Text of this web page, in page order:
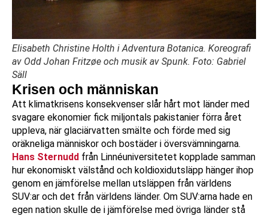
Elisabeth Christine Holth i Adventura Botanica. Koreografi
av Odd Johan Fritzøe och musik av Spunk. Foto: Gabriel
Säll
Krisen och människan
Att klimatkrisens konsekvenser slår hårt mot länder med
svagare ekonomier fick miljontals pakistanier förra året
uppleva, när glaciärvatten smälte och förde med sig
oräkneliga människor och bostäder i översvämningarna.
Hans Sternudd från Linnéuniversitetet kopplade samman
hur ekonomiskt välstånd och koldioxidutsläpp hänger ihop
genom en jämförelse mellan utsläppen från världens
SUV:ar och det från världens länder. Om SUV:arna hade en
egen nation skulle de i jämförelse med övriga länder stå